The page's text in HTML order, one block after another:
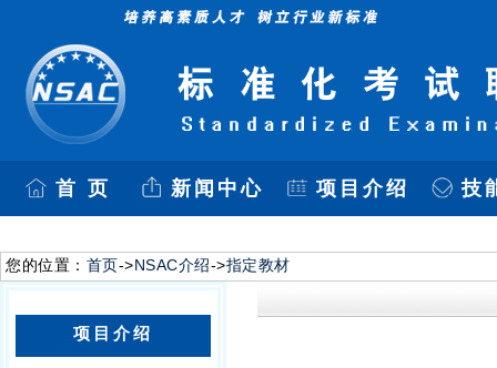
首 页 新闻中心 项目介绍 技
您的位置： 首页->NSAC介绍->指定教材
项目介绍